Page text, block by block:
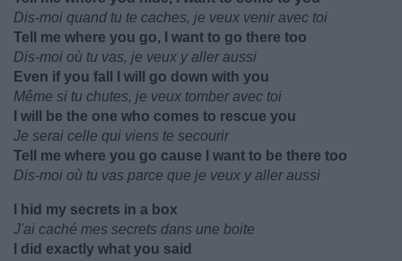
Dis-moi quand tu te caches, je veux venir avec toi
Tell me where you go, I want to go there too
Dis-moi où tu vas, je veux y aller aussi
Even if you fall I will go down with you
Même si tu chutes, je veux tomber avec toi
I will be the one who comes to rescue you
Je serai celle qui viens te secourir
Tell me where you go cause I want to be there too
Dis-moi où tu vas parce que je veux y aller aussi
I hid my secrets in a box
J'ai caché mes secrets dans une boite
I did exactly what you said